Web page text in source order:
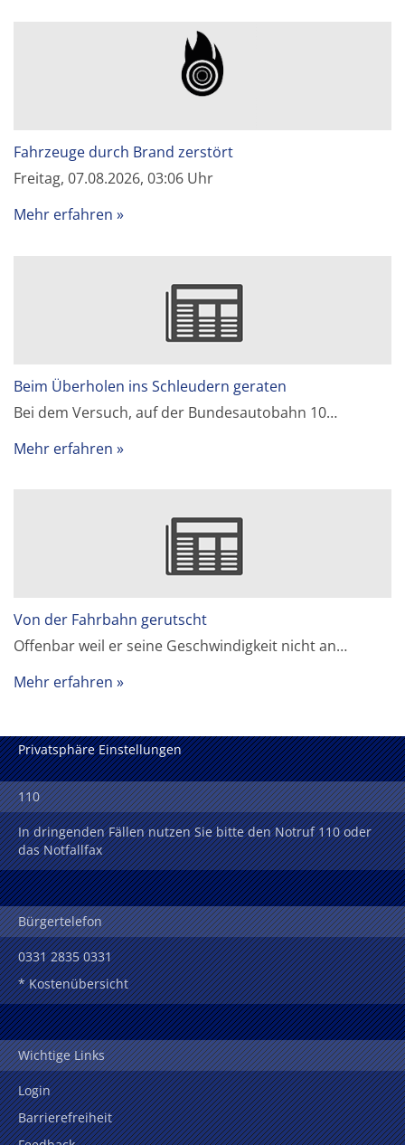
Fahrzeuge durch Brand zerstört
Freitag, 07.08.2026, 03:06 Uhr
Mehr erfahren
Beim Überholen ins Schleudern geraten
Bei dem Versuch, auf der Bundesautobahn 10…
Mehr erfahren
Von der Fahrbahn gerutscht
Offenbar weil er seine Geschwindigkeit nicht an…
Mehr erfahren
Privatsphäre Einstellungen
110
In dringenden Fällen nutzen Sie bitte den Notruf 110 oder
das Notfallfax
Bürgertelefon
0331 2835 0331
* Kostenübersicht
Wichtige Links
Login
Barrierefreiheit